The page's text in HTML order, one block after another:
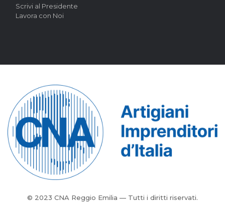
Scrivi al Presidente
Lavora con Noi
© 2023 CNA Reggio Emilia — Tutti i diritti riservati.